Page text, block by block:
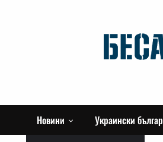
Новини
Украински